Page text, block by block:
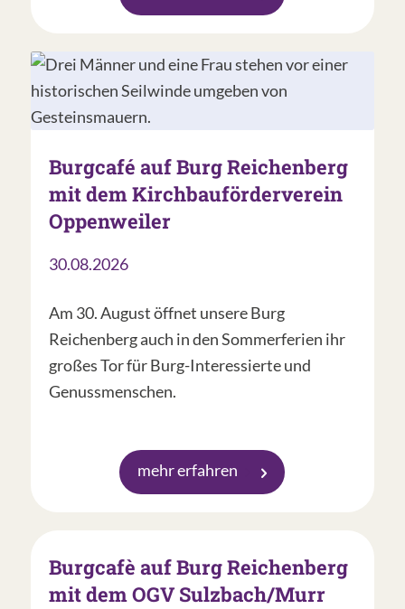
Burgcafé auf Burg Reichenberg
mit dem Kirchbauförderverein
Oppenweiler
30.08.2026
Am 30. August öffnet unsere Burg
Reichenberg auch in den Sommerferien ihr
großes Tor für Burg-Interessierte und
Genussmenschen.
mehr erfahren
Burgcafè auf Burg Reichenberg
mit dem OGV Sulzbach/Murr